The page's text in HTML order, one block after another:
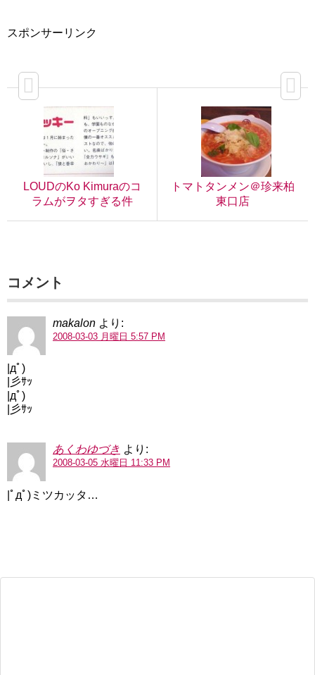
スポンサーリンク
LOUDのKo Kimuraのコ
ラムがヲタすぎる件
トマトタンメン＠珍来柏
東口店
コメント
makalon より:
2008-03-03 月曜日 5:57 PM
|дﾟ)
|彡ｻｯ
|дﾟ)
|彡ｻｯ
あくわゆづき より:
2008-03-05 水曜日 11:33 PM
|ﾟдﾟ)ミツカッタ…